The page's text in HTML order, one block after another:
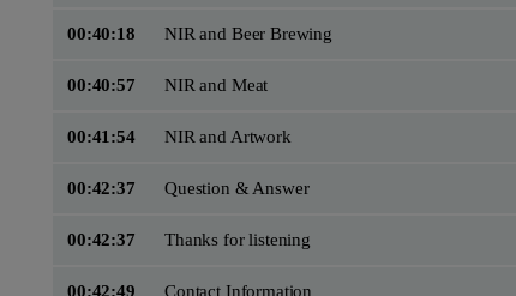
00:40:18 NIR and Beer Brewing
00:40:57 NIR and Meat
00:41:54 NIR and Artwork
00:42:37 Question & Answer
00:42:37 Thanks for listening
00:42:49 Contact Information